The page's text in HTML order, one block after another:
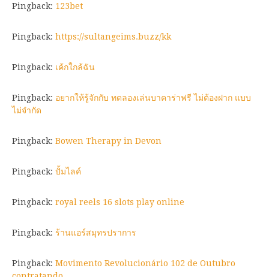
Pingback: 123bet
Pingback: https://sultangeims.buzz/kk
Pingback: เค้กใกล้ฉัน
Pingback: อยากให้รู้จักกับ ทดลองเล่นบาคาร่าฟรี ไม่ต้องฝาก แบบ
ไม่จำกัด
Pingback: Bowen Therapy in Devon
Pingback: ปั้มไลค์
Pingback: royal reels 16 slots play online
Pingback: ร้านแอร์สมุทรปราการ
Pingback: Movimento Revolucionário 102 de Outubro